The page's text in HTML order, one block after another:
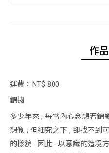
作
運費：NT$ 800
錦繡
多少年來 , 每當內心念想著錦
想像 ; 但細究之下 , 卻找不到
的樣貌 . 因此 . 以意識的造境